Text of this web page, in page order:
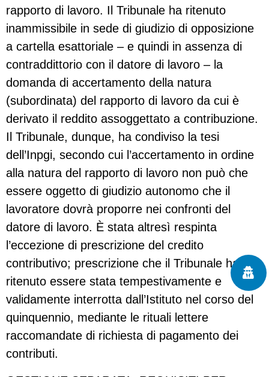
rapporto di lavoro. Il Tribunale ha ritenuto
inammissibile in sede di giudizio di opposizione
a cartella esattoriale – e quindi in assenza di
contraddittorio con il datore di lavoro – la
domanda di accertamento della natura
(subordinata) del rapporto di lavoro da cui è
derivato il reddito assoggettato a contribuzione.
Il Tribunale, dunque, ha condiviso la tesi
dell’Inpgi, secondo cui l’accertamento in ordine
alla natura del rapporto di lavoro non può che
essere oggetto di giudizio autonomo che il
lavoratore dovrà proporre nei confronti del
datore di lavoro. È stata altresì respinta
l’eccezione di prescrizione del credito
contributivo; prescrizione che il Tribunale ha
ritenuto essere stata tempestivamente e
validamente interrotta dall’Istituto nel corso del
quinquennio, mediante le rituali lettere
raccomandate di richiesta di pagamento dei
contributi.